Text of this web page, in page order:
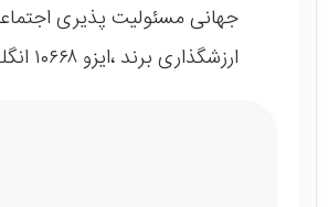
ارزشگذاری برند ،ایزو ۱۰۶۶۸ انگلستان …